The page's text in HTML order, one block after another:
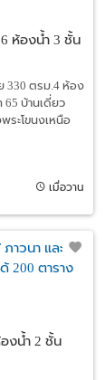
ห้องน้ำ 3 ชั้น
330 ตรม.4 ห้อง
บ้านเดี่ยว
ระโขนงเหนือ
เมื่อวาน
าวนา และ
200 ตาราง
งน้ำ 2 ชั้น